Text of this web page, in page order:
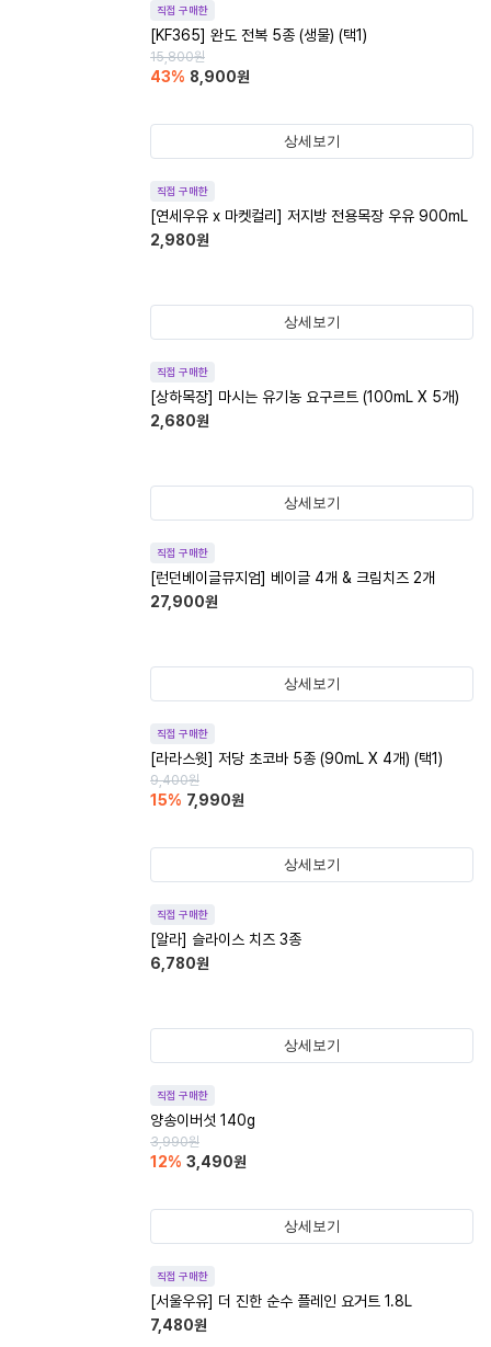
직접 구매한
[KF365] 완도 전복 5종 (생물) (택1)
15,800원
43% 8,900원
상세보기
직접 구매한
[연세우유 x 마켓컬리] 저지방 전용목장 우유 900mL
2,980원
상세보기
직접 구매한
[상하목장] 마시는 유기농 요구르트 (100mL X 5개)
2,680원
상세보기
직접 구매한
[런던베이글뮤지엄] 베이글 4개 & 크림치즈 2개
27,900원
상세보기
직접 구매한
[라라스윗] 저당 초코바 5종 (90mL X 4개) (택1)
9,400원
15% 7,990원
상세보기
직접 구매한
[알라] 슬라이스 치즈 3종
6,780원
상세보기
직접 구매한
양송이버섯 140g
3,990원
12% 3,490원
상세보기
직접 구매한
[서울우유] 더 진한 순수 플레인 요거트 1.8L
7,480원